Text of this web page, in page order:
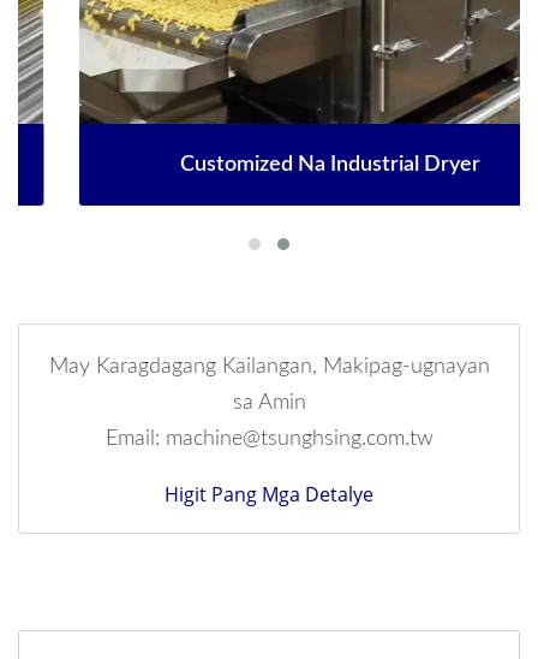
Customized Na Industrial Dryer
May Karagdagang Kailangan, Makipag-ugnayan
sa Amin
Email: machine@tsunghsing.com.tw
Higit Pang Mga Detalye